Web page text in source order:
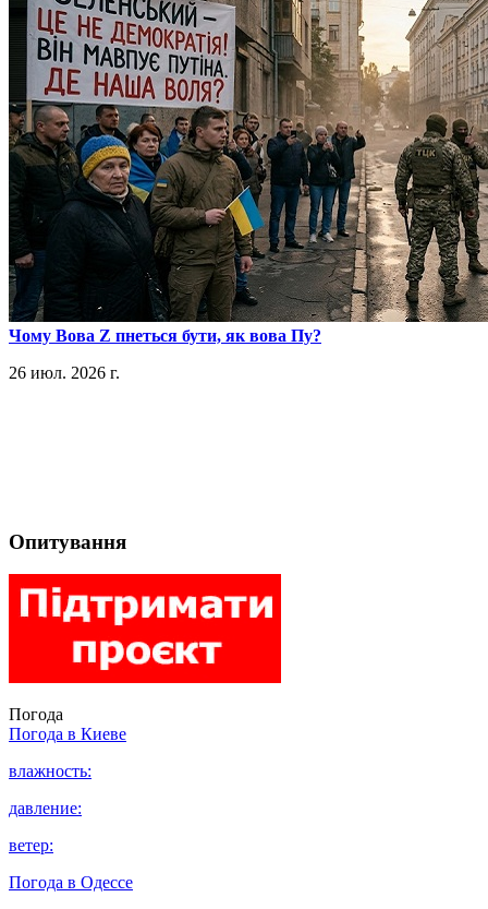
​Чому Вова Z пнеться бути, як вова Пу?
26 июл. 2026 г.
Опитування
Погода
Погода в Киеве
влажность:
давление:
ветер:
Погода в Одессе